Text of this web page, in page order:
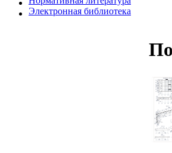
Электронная библиотека